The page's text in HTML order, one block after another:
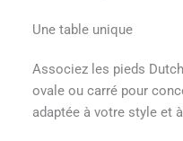
Une table unique
Associez les pieds
ovale ou carré pour
adaptée à votre style et